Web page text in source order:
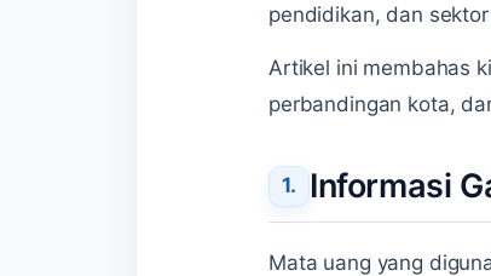
pendidikan, dan
Artikel ini membahas
perbandingan kota,
Informasi
Mata uang yang